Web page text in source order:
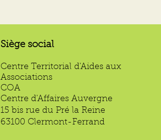
Siège social
Centre Territorial d'Aides aux
Associations
COA
Centre d'Affaires Auvergne
15 bis rue du Pré la Reine
63100 Clermont-Ferrand